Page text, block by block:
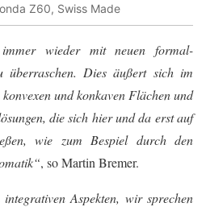
Z60, Swiss Made
wieder mit neuen formal-
überraschen. Dies äußert sich im
und konkaven Flächen und
die sich hier und da erst auf
wie zum Bespiel durch den
, so Martin Bremer.
Aspekten, wir sprechen